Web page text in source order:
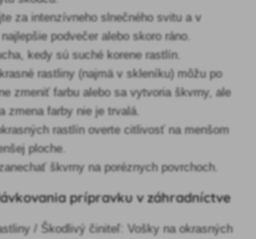
za intenzívneho slnečného svitu a v
podvečer alebo skoro ráno.
kedy sú suché korene rastlín.
rastliny (najmä v skleníku) môžu po
zmeniť farbu alebo sa vytvoria škvrny, ale
zmena farby nie je trvalá.
rastlín overte citlivosť na menšom
ploche.
škvrny na poréznych povrchoch.
prípravku v záhradníctve
/ Škodlivý činiteľ: Vošky na okrasných